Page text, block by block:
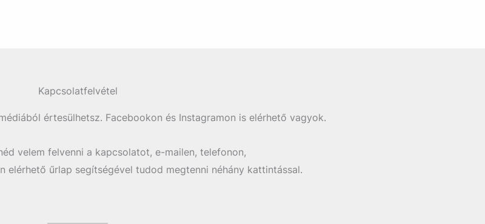
Kapcsolatfelvétel
értesülhetsz. Facebookon és Instagramon is elérhető vagyok.
velem felvenni a kapcsolatot, e-mailen, telefonon,
elérhető űrlap segítségével tudod megtenni néhány kattintással.